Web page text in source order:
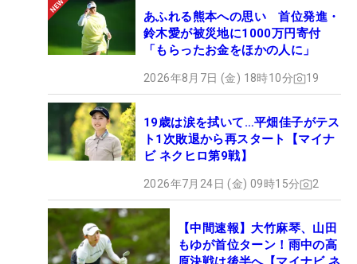
あふれる熊本への思い 首位発進・
鈴木愛が被災地に1000万円寄付
「もらったお金をほかの人に」
2026年8月7日 (金) 18時10分 19
19歳は涙を拭いて…平畑佳子がテス
ト1次敗退から再スタート【マイナ
ビ ネクヒロ第9戦】
2026年7月24日 (金) 09時15分 2
【中間速報】大竹麻琴、山田
もゆが首位ターン！雨中の高